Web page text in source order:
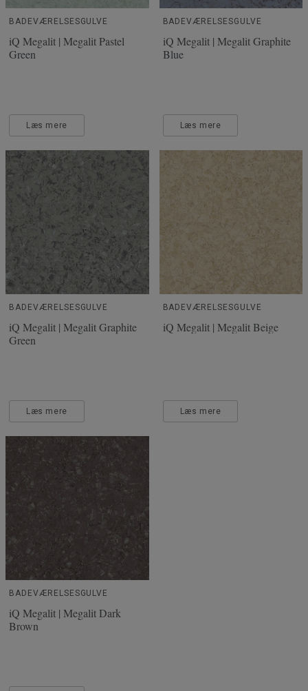
BADEVÆRELSESGULVE
iQ Megalit | Megalit Pastel
Green
Læs mere
BADEVÆRELSESGULVE
iQ Megalit | Megalit Graphite
Blue
Læs mere
BADEVÆRELSESGULVE
iQ Megalit | Megalit Graphite
Green
Læs mere
BADEVÆRELSESGULVE
iQ Megalit | Megalit Beige
Læs mere
BADEVÆRELSESGULVE
iQ Megalit | Megalit Dark
Brown